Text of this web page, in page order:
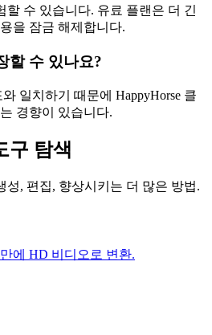
할 수 있습니다. 유료 플랜은 더 긴
을 잠금 해제합니다.
할 수 있나요?
일치하기 때문에 HappyHorse 클
경향이 있습니다.
구 탐색
성, 편집, 향상시키는 더 많은 방법.
에 HD 비디오로 변환.